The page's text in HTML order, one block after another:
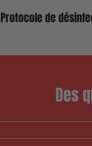
Protocole de
Des